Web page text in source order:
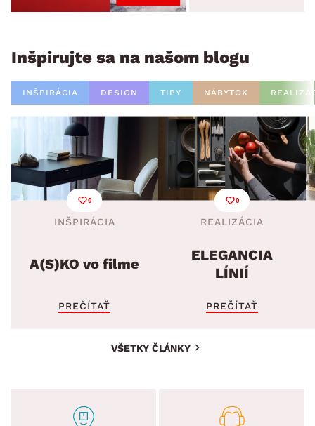
Inšpirujte sa na našom blogu
INŠPIRÁCIA DESIGN TIPY NÁBYTOK
0
INŠPIRÁCIA
A(S)KO vo filme
PREČÍTAŤ
0
REALIZÁCIA
ELEGANCIA
LÍNIÍ
PREČÍTAŤ
VŠETKY ČLÁNKY